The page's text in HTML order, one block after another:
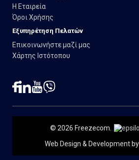
Η Εταιρεία
Όροι Χρήσης
Εξυπηρέτηση Πελατών
Επικοινωνήστε μαζί μας
Χάρτης Ιστότοπου
© 2026 Freezecom.
Web Design & Development by